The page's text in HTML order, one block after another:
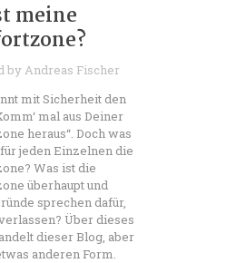
meine
by Andreas Fischer
mit Sicherheit den
mal aus Deiner
heraus“. Doch was
jeden Einzelnen die
Was ist die
überhaupt und
sprechen dafür,
Über dieses
dieser Blog, aber
anderen Form.